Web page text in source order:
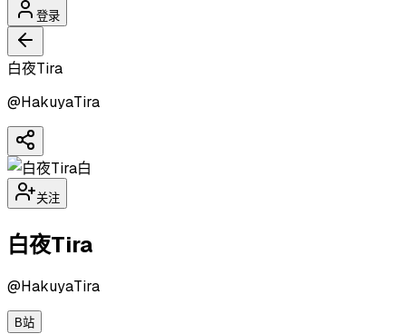
登录
白夜Tira
@HakuyaTira
白
关注
白夜Tira
@HakuyaTira
B站